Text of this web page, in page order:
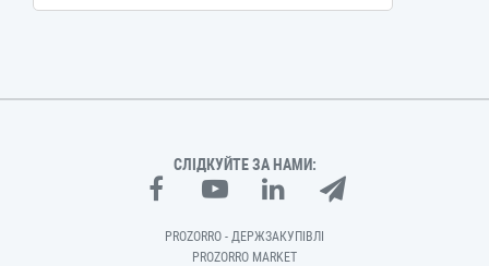
СЛІДКУЙТЕ ЗА НАМИ:
PROZORRO - ДЕРЖЗАКУПІВЛІ
PROZORRO MARKET